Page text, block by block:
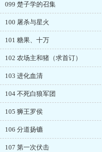
099 楚子学的召集
100 屠杀与星火
101 糖果、十万
102 农场主和猪（求首订）
103 进化血清
104 不死白狼军团
105 狮王罗侯
106 分道扬镳
107 第一次伏击